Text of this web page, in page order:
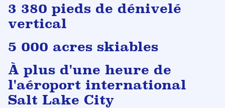
3 380 pieds de dénivelé
vertical
5 000 acres skiables
À plus d'une heure de
l'aéroport international
Salt Lake City